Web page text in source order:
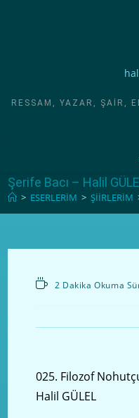
RESSAM, YAZAR, ŞAIR,
Şerife Bacı – Halil
> ESERLERİM > ŞİİRLERİM
2 Dakika Okuma
025. Filozof
Halil GÜLEL